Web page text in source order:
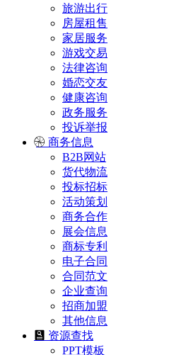
旅游出行
房屋租售
家居服务
游戏交易
法律咨询
婚恋交友
健康咨询
政务服务
投诉举报
商务信息
B2B网站
货代物流
投标招标
活动策划
商务合作
展会信息
商标专利
电子合同
合同范文
企业查询
招商加盟
其他信息
资源查找
PPT模板